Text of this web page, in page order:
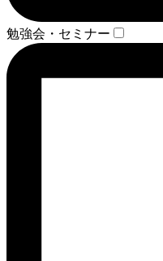
勉強会・セミナー